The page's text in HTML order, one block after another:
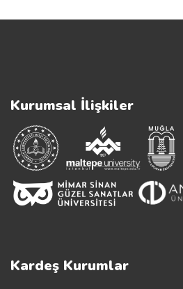
Kurumsal İlişkiler
Kardeş Kurumlar